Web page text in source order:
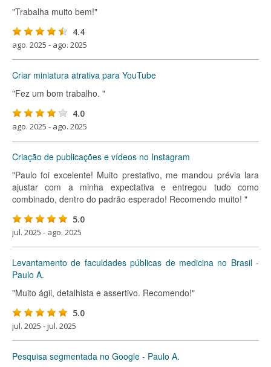
"Trabalha muito bem!"
4.4
ago. 2025 - ago. 2025
Criar miniatura atrativa para YouTube
"Fez um bom trabalho. "
4.0
ago. 2025 - ago. 2025
Criação de publicações e vídeos no Instagram
"Paulo foi excelente! Muito prestativo, me mandou prévia lara
ajustar com a minha expectativa e entregou tudo como
combinado, dentro do padrão esperado! Recomendo muito! "
5.0
jul. 2025 - ago. 2025
Levantamento de faculdades públicas de medicina no Brasil -
Paulo A.
"Muito ágil, detalhista e assertivo. Recomendo!"
5.0
jul. 2025 - jul. 2025
Pesquisa segmentada no Google - Paulo A.